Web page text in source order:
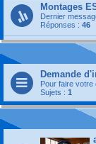
Montages
Dernier
Réponses : 46
Demande
Pour faire votre
Sujets : 1